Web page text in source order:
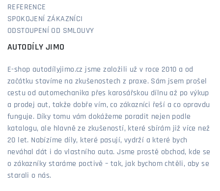
REFERENCE
SPOKOJENÍ ZÁKAZNÍCI
ODSTOUPENÍ OD SMLOUVY
AUTODÍLY JIMO
E-shop autodílyjimo.cz jsme založili už v roce 2010 a od
začátku stavíme na zkušenostech z praxe. Sám jsem prošel
cestu od automechanika přes karosářskou dílnu až po výkup
a prodej aut, takže dobře vím, co zákazníci řeší a co opravdu
funguje. Díky tomu vám dokážeme poradit nejen podle
katalogu, ale hlavně ze zkušeností, které sbírám již více než
20 let. Nabízíme díly, které pasují, vydrží a které bych
neváhal dát i do vlastního auta. Jsme prostě obchod, kde se
o zákazníky staráme poctivě – tak, jak bychom chtěli, aby se
starali o nás.